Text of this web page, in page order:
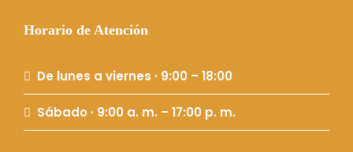
Horario de Atención
De lunes a viernes · 9:00 – 18:00
Sábado · 9:00 a. m. – 17:00 p. m.